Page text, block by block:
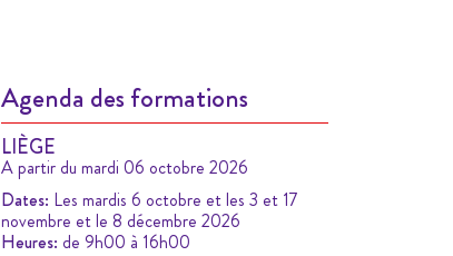
Agenda des formations
LIÈGE
A partir du mardi 06 octobre 2026
Dates: Les mardis 6 octobre et les 3 et 17
novembre et le 8 décembre 2026
Heures: de 9h00 à 16h00